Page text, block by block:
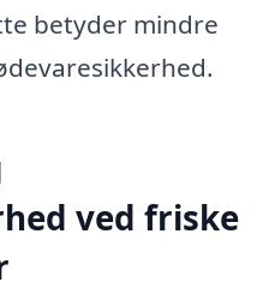
betyder mindre
ved friske